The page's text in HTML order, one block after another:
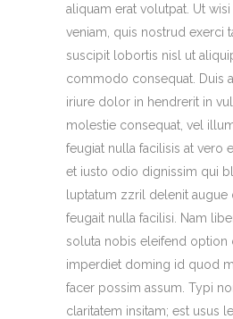
aliquam erat volutpat. Ut
veniam, quis nostrud exerci
suscipit lobortis nisl ut
commodo consequat. Duis
iriure dolor in hendrerit in
molestie consequat, vel
feugiat nulla facilisis at vero
et iusto odio dignissim qui
luptatum zzril delenit
feugait nulla facilisi. Nam
soluta nobis eleifend option
imperdiet doming id quod
facer possim assum. Typi
claritatem insitam; est usus